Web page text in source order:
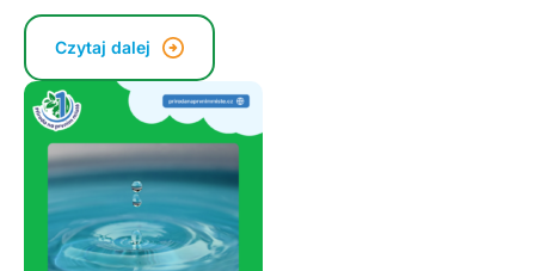
Czytaj dalej